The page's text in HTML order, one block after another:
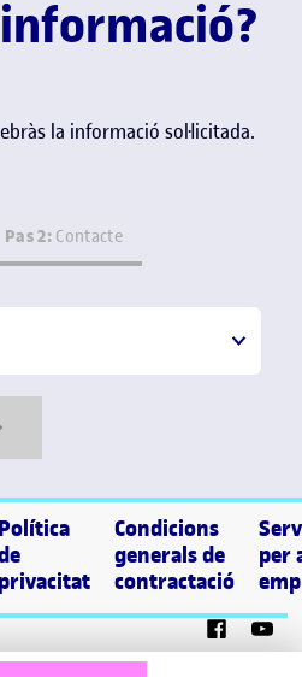
la informació sol·licitada.
Pas 2:Contacte
Política
privacitat
Condicions
generals de
contractació
per